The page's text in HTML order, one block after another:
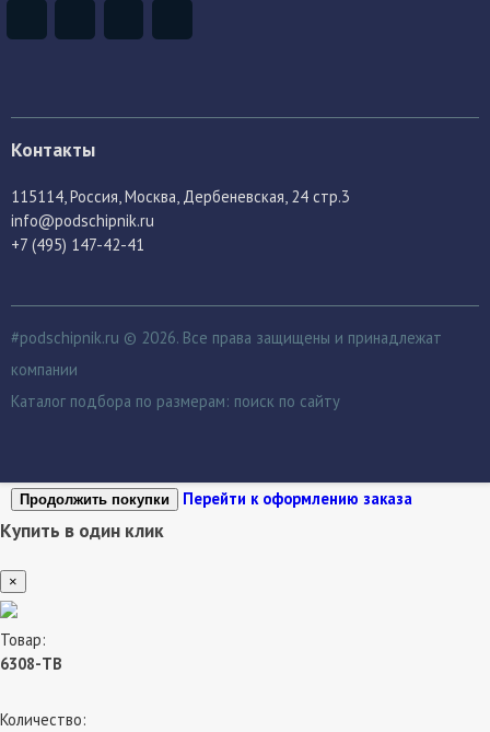
Контакты
115114 , Россия, Москва, Дербеневская, 24 стр.3
info@podschipnik.ru
+7 (495) 147-42-41
#podschipnik.ru © 2026. Все права защищены и принадлежат
компании
Каталог подбора по размерам: поиск по сайту
Продолжить покупки Перейти к оформлению заказа
Купить в один клик
×
Товар:
6308-TB
Количество: